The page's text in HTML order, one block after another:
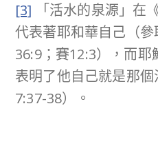
[3] 「活水的泉源」在
代表著耶和華自己（
36:9；賽12:3），而耶
表明了他自己就是那
7:37-38）。